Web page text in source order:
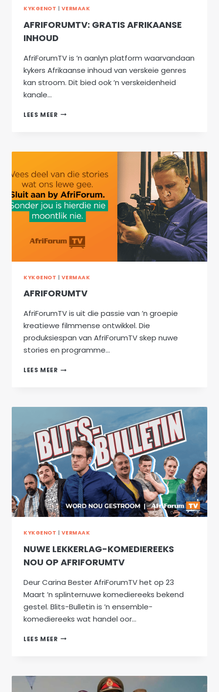
KYKGENOT | VERMAAK
AFRIFORUMTV: GRATIS AFRIKAANSE
INHOUD
AfriForumTV is ’n aanlyn platform waarvandaan
kykers Afrikaanse inhoud van verskeie genres
kan stroom. Dit bied ook ’n verskeidenheid
kanale…
LEES MEER AFRIFORUMTV:
KYKGENOT | VERMAAK
AFRIFORUMTV
AfriForumTV is uit die passie van ’n groepie
kreatiewe filmmense ontwikkel. Die
produksiespan van AfriForumTV skep nuwe
stories en programme…
LEES MEER AFRIFORUMTV
KYKGENOT | VERMAAK
NUWE LEKKERLAG-KOMEDIEREEKS
NOU OP AFRIFORUMTV
Deur Carina Bester AfriForumTV het op 23
Maart ’n splinternuwe komediereeks bekend
gestel. Blits-Bulletin is ’n ensemble-
komediereeks wat handel oor…
LEES MEER NUWE
OP
AFRIFORUMTV